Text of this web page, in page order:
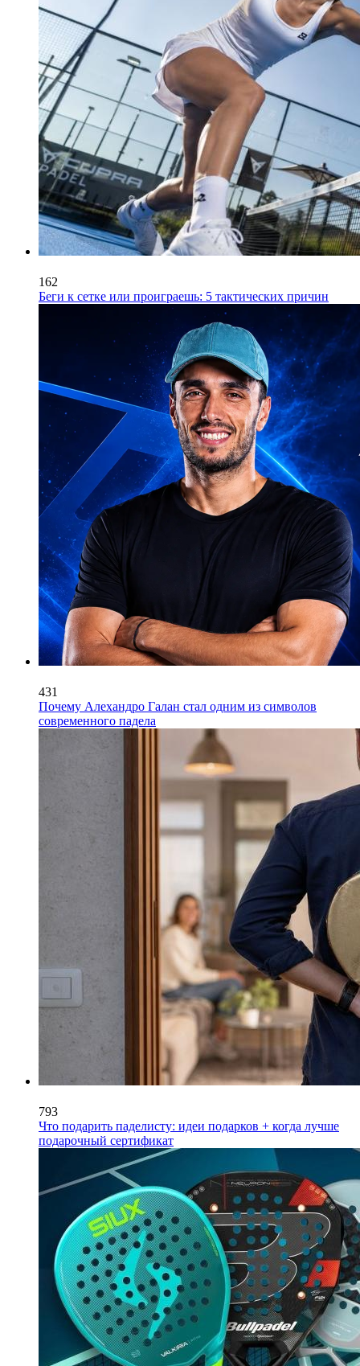
162
Беги к сетке или проиграешь: 5 тактических причин
431
Почему Алехандро Галан стал одним из символов
современного падела
793
Что подарить паделисту: идеи подарков + когда лучше
подарочный сертификат